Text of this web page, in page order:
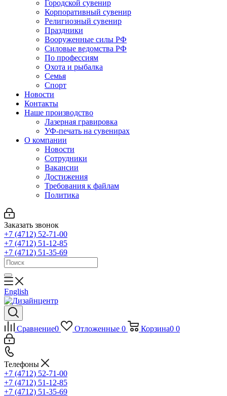
Городской сувенир
Корпоративный сувенир
Религиозный сувенир
Праздники
Вооруженные силы РФ
Силовые ведомства РФ
По профессиям
Охота и рыбалка
Семья
Спорт
Новости
Контакты
Наше производство
Лазерная гравировка
УФ-печать на сувенирах
О компании
Новости
Сотрудники
Вакансии
Достижения
Требования к файлам
Политика
Заказать звонок
+7 (4712) 52-71-00
+7 (4712) 51-12-85
+7 (4712) 51-35-69
English
Сравнение0 Отложенные 0 Корзина0 0
Телефоны
+7 (4712) 52-71-00
+7 (4712) 51-12-85
+7 (4712) 51-35-69